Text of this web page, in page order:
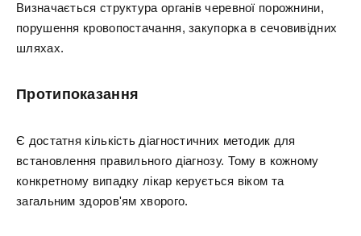
Визначається структура органів черевної порожнини,
порушення кровопостачання, закупорка в сечовивідних
шляхах.
Протипоказання
Є достатня кількість діагностичних методик для
встановлення правильного діагнозу. Тому в кожному
конкретному випадку лікар керується віком та
загальним здоров'ям хворого.